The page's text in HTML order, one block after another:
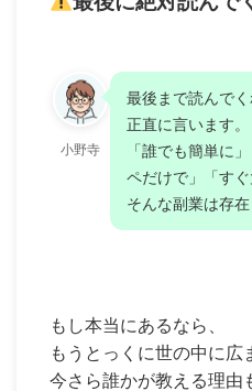
小野寺
最後まで読んでく
正直に言います。
「誰でも簡単に
ペだけで」「すぐ
そんな副業は存在
もし本当にあるなら、
もうとっくに世の中に広
今さら誰かが教える理由